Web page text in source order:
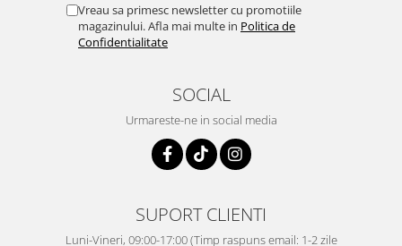
Vreau sa primesc newsletter cu promotiile
magazinului. Afla mai multe in Politica de
Confidentialitate
SOCIAL
Urmareste-ne in social media
SUPORT CLIENTI
Luni-Vineri, 09:00-17:00 (Timp raspuns email: 1-2 zile